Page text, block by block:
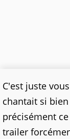
C'est juste
chantait si bien
précisément
trailer